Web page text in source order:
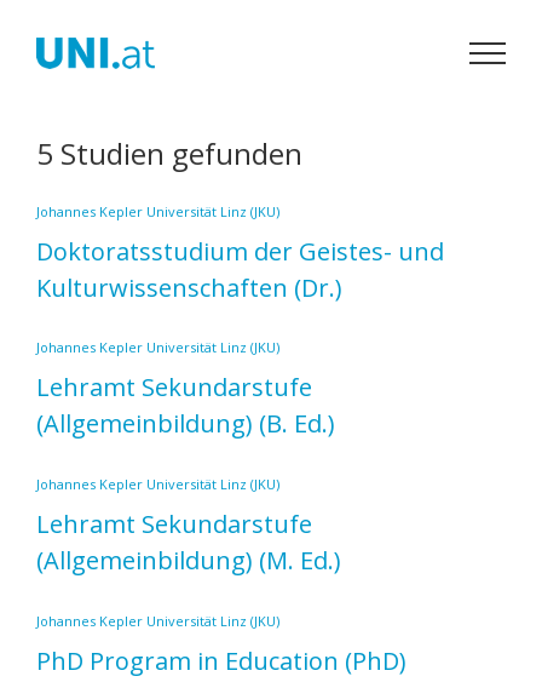
Inhalt
springen
5 Studien gefunden
Johannes Kepler Universität Linz (JKU)
Doktoratsstudium der Geistes- und
Kulturwissenschaften (Dr.)
Johannes Kepler Universität Linz (JKU)
Lehramt Sekundarstufe
(Allgemeinbildung) (B. Ed.)
Johannes Kepler Universität Linz (JKU)
Lehramt Sekundarstufe
(Allgemeinbildung) (M. Ed.)
Johannes Kepler Universität Linz (JKU)
PhD Program in Education (PhD)